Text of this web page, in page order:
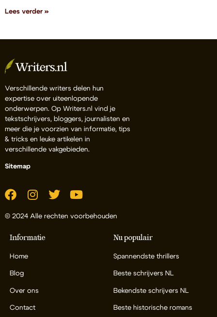
Lees verder »
Verschillende writers delen hun
expertise over uiteenlopende
onderwerpen. Op Writers.nl vind je
tekstschrijvers, bloggers, journalisten en
meer die je voorzien van informatie, tips
& tricks en leuke artikelen in
verschillende vakgebieden.
Sitemap
© 2024 Alle rechten voorbehouden
Informatie
Home
Blog
Over ons
Contact
Nu populair
Spannendste thrillers
Beste schrijvers NL
Bekendste schrijvers NL
Beste historische romans